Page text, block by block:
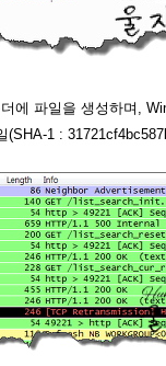
에 파일을 생성하며,
(SHA-1 :